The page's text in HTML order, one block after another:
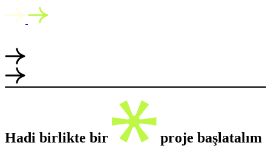
Hadi birlikte bir proje başlatalım